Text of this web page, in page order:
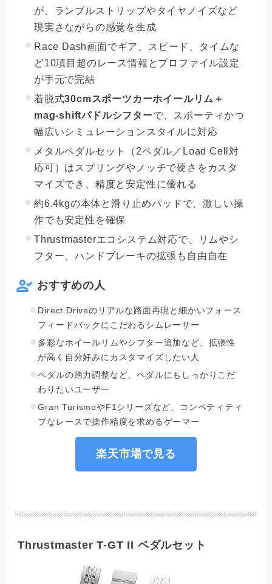
が、ランブルストリップやタイヤノイズなど
現実さながらの感覚を生成
Race Dash画面でギア、スピード、タイムな
ど10項目超のレース情報とプロファイル設定
が手元で完結
着脱式30cmスポーツカーホイールリム＋
mag-shiftパドルシフターで、スポーティかつ
幅広いシミュレーションスタイルに対応
メタルペダルセット（2ペダル／Load Cell対
応可）はスプリングやノッチで硬さをカスタ
マイズでき、精度と安定性に優れる
約6.4kgの本体と滑り止めパッドで、激しい操
作でも安定性を確保
Thrustmasterエコシステム対応で、リムやシ
フター、ハンドブレーキの拡張も自由自在
おすすめの人
Direct Driveのリアルな路面再現と細かいフォース
フィードバックにこだわるシムレーサー
多彩なホイールリムやシフター追加など、拡張性
が高く自分好みにカスタマイズしたい人
ペダルの踏力調整など、ペダルにもしっかりこだ
わりたいユーザー
Gran TurismoやF1シリーズなど、コンペティティ
ブなレースで操作精度を求めるゲーマー
楽天市場で見る
Thrustmaster T-GT II ペダルセット